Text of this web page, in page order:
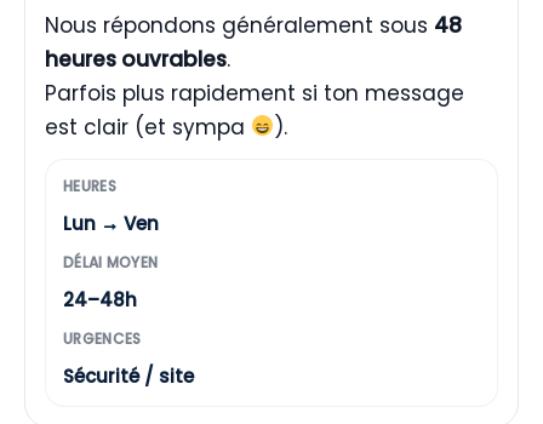
Nous répondons généralement sous 48
heures ouvrables.
Parfois plus rapidement si ton message
est clair (et sympa
).
HEURES
Lun → Ven
DÉLAI MOYEN
24–48h
URGENCES
Sécurité / site